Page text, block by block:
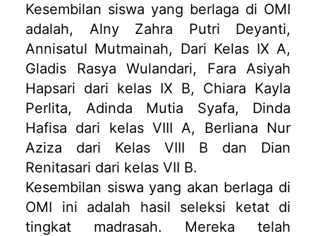
Kesembilan siswa yang berlaga di OMI
adalah, Alny Zahra Putri Deyanti,
Annisatul Mutmainah, Dari Kelas IX A,
Gladis Rasya Wulandari, Fara Asiyah
Hapsari dari kelas IX B, Chiara Kayla
Perlita, Adinda Mutia Syafa, Dinda
Hafisa dari kelas VIII A, Berliana Nur
Aziza dari Kelas VIII B dan Dian
Renitasari dari kelas VII B.
Kesembilan siswa yang akan berlaga di
OMI ini adalah hasil seleksi ketat di
tingkat madrasah. Mereka telah